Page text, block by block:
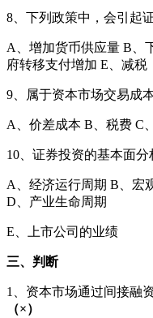
8、下列政策中，会引起
A、增加货币供应量 B、
府转移支付增加 E、减税
9、属于资本市场交易成
A、价差成本 B、税费 C
10、证券投资的基本面
A、经济运行周期 B、宏
D、产业生命周期
E、上市公司的业绩
三、判断
1、资本市场通过间接融
（×）